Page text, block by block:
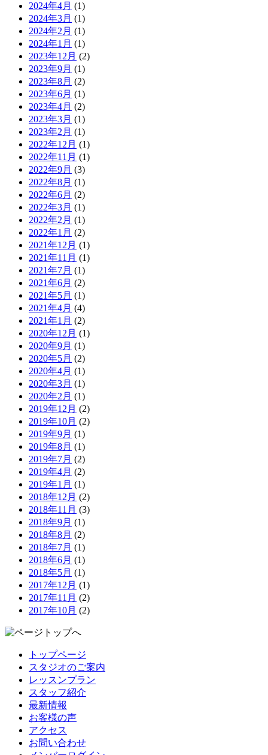
2024年4月 (1)
2024年3月 (1)
2024年2月 (1)
2024年1月 (1)
2023年12月 (2)
2023年9月 (1)
2023年8月 (2)
2023年6月 (1)
2023年4月 (2)
2023年3月 (1)
2023年2月 (1)
2022年12月 (1)
2022年11月 (1)
2022年9月 (3)
2022年8月 (1)
2022年6月 (2)
2022年3月 (1)
2022年2月 (1)
2022年1月 (2)
2021年12月 (1)
2021年11月 (1)
2021年7月 (1)
2021年6月 (2)
2021年5月 (1)
2021年4月 (4)
2021年1月 (2)
2020年12月 (1)
2020年9月 (1)
2020年5月 (2)
2020年4月 (1)
2020年3月 (1)
2020年2月 (1)
2019年12月 (2)
2019年10月 (2)
2019年9月 (1)
2019年8月 (1)
2019年7月 (2)
2019年4月 (2)
2019年1月 (1)
2018年12月 (2)
2018年11月 (3)
2018年9月 (1)
2018年8月 (2)
2018年7月 (1)
2018年6月 (1)
2018年5月 (1)
2017年12月 (1)
2017年11月 (2)
2017年10月 (2)
トップページ
スタジオのご案内
レッスンプラン
スタッフ紹介
最新情報
お客様の声
アクセス
お問い合わせ